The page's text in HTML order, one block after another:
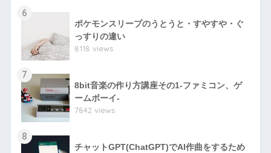
6
ポケモンスリープのうとうと・すやすや・ぐ
っすりの違い
8118 views
7
8bit音楽の作り方講座その1-ファミコン、ゲ
ームボーイ-
7842 views
8
チャットGPT(ChatGPT)でAI作曲をするため